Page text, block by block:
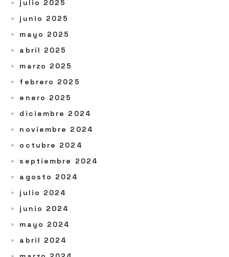
julio 2025
junio 2025
mayo 2025
abril 2025
marzo 2025
febrero 2025
enero 2025
diciembre 2024
noviembre 2024
octubre 2024
septiembre 2024
agosto 2024
julio 2024
junio 2024
mayo 2024
abril 2024